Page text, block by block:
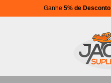
Ganhe 5% de Desconto